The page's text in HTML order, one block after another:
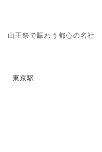
山王祭で賑わう都心の名社
東京駅